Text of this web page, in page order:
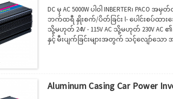
DC မှ AC 5000W ပါဝါ INBERTER၊
ဘက်ထရီ နှိုးစက်/ပိတ်ခြင်း l- ပေါင်းစပ်ထား
သို့မဟုတ် 24V - 115V AC သို့မဟုတ် 230V AC
နှင့် မီးပျက်ခြင်းများအတွက် သင့်လျော်သော
Aluminum Casing Car Power